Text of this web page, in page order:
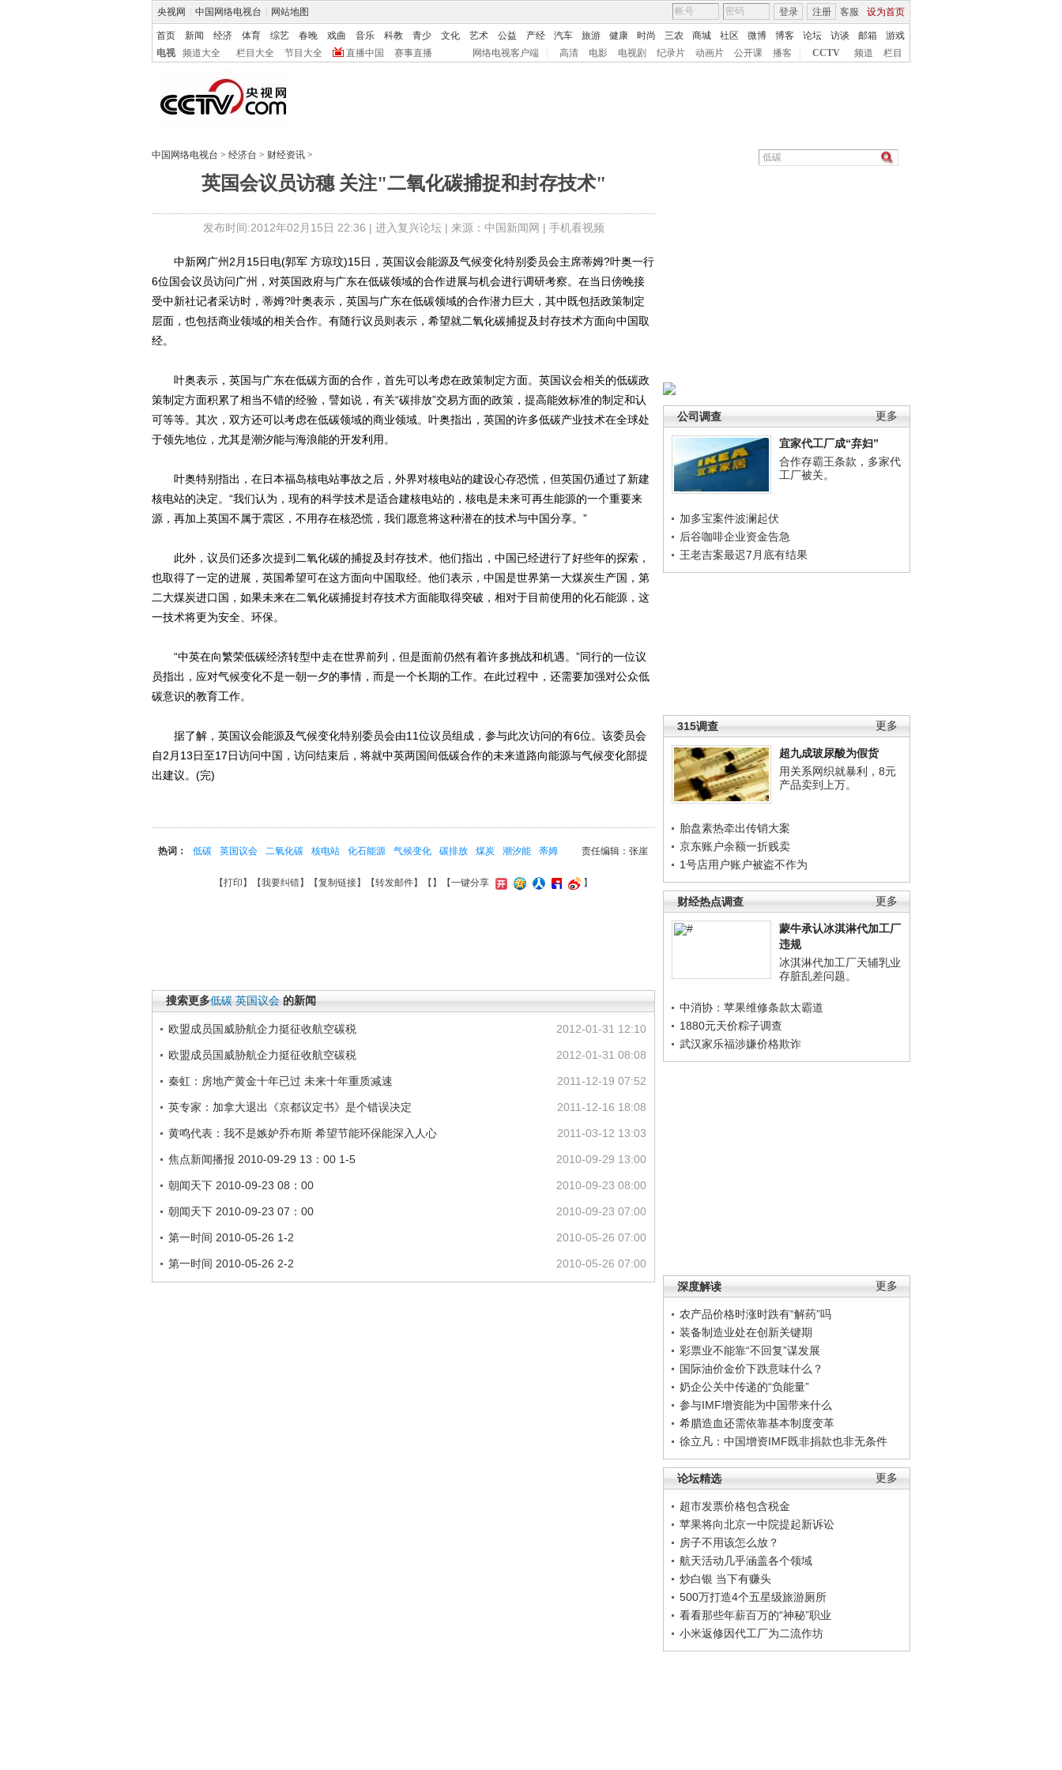
央视网 中国网络电视台 网站地图 客服 设为首页
登录 注册
首页 新闻 经济 体育 综艺 春晚 戏曲 音乐 科教 青少 文化 艺术 公益 产经 汽车 旅游 健康 时尚 三农 商城 社区 微博 博客 论坛 访谈 邮箱
游戏
电视
频道大全 栏目大全 节目大全 直播中国 赛事直播 网络电视客户端 高清 电影 电视剧 纪录片 动画片 公开课 播客 CCTV 频道 栏目
中国网络电视台 > 经济台 > 财经资讯 >
英国会议员访穗 关注"二氧化碳捕捉和封存技术"
发布时间:2012年02月15日 22:36 | 进入复兴论坛| 来源：中国新闻网 | 手机看视频
更多
公司调查
宜家代工厂成“弃妇”
合作存霸王条款，多家代
工厂被关。
加多宝案件波澜起伏
后谷咖啡企业资金告急
王老吉案最迟7月底有结果
更多
315调查
超九成玻尿酸为假货
用关系网织就暴利，8元
产品卖到上万。
胎盘素热牵出传销大案
京东账户余额一折贱卖
1号店用户账户被盗不作为
更多
财经热点调查
蒙牛承认冰淇淋代加工厂
违规
冰淇淋代加工厂天辅乳业
存脏乱差问题。
中消协：苹果维修条款太霸道
1880元天价粽子调查
武汉家乐福涉嫌价格欺诈
更多
深度解读
农产品价格时涨时跌有“解药”吗
装备制造业处在创新关键期
彩票业不能靠“不回复”谋发展
国际油价金价下跌意味什么？
奶企公关中传递的“负能量”
参与IMF增资能为中国带来什么
希腊造血还需依靠基本制度变革
徐立凡：中国增资IMF既非捐款也非无条件
更多
论坛精选
超市发票价格包含税金
苹果将向北京一中院提起新诉讼
房子不用该怎么放？
航天活动几乎涵盖各个领域
炒白银 当下有赚头
500万打造4个五星级旅游厕所
看看那些年薪百万的“神秘”职业
小米返修因代工厂为二流作坊
中新网广州2月15日电(郭军 方琼玟)15日，英国议会能源及气候变化特别委员会主席蒂姆?叶奥一行
6位国会议员访问广州，对英国政府与广东在低碳领域的合作进展与机会进行调研考察。在当日傍晚接
受中新社记者采访时，蒂姆?叶奥表示，英国与广东在低碳领域的合作潜力巨大，其中既包括政策制定
层面，也包括商业领域的相关合作。有随行议员则表示，希望就二氧化碳捕捉及封存技术方面向中国取
经。
叶奥表示，英国与广东在低碳方面的合作，首先可以考虑在政策制定方面。英国议会相关的低碳政
策制定方面积累了相当不错的经验，譬如说，有关“碳排放”交易方面的政策，提高能效标准的制定和认
可等等。其次，双方还可以考虑在低碳领域的商业领域。叶奥指出，英国的许多低碳产业技术在全球处
于领先地位，尤其是潮汐能与海浪能的开发利用。
叶奥特别指出，在日本福岛核电站事故之后，外界对核电站的建设心存恐慌，但英国仍通过了新建
核电站的决定。“我们认为，现有的科学技术是适合建核电站的，核电是未来可再生能源的一个重要来
源，再加上英国不属于震区，不用存在核恐慌，我们愿意将这种潜在的技术与中国分享。”
此外，议员们还多次提到二氧化碳的捕捉及封存技术。他们指出，中国已经进行了好些年的探索，
也取得了一定的进展，英国希望可在这方面向中国取经。他们表示，中国是世界第一大煤炭生产国，第
二大煤炭进口国，如果未来在二氧化碳捕捉封存技术方面能取得突破，相对于目前使用的化石能源，这
一技术将更为安全、环保。
“中英在向繁荣低碳经济转型中走在世界前列，但是面前仍然有着许多挑战和机遇。”同行的一位议
员指出，应对气候变化不是一朝一夕的事情，而是一个长期的工作。在此过程中，还需要加强对公众低
碳意识的教育工作。
据了解，英国议会能源及气候变化特别委员会由11位议员组成，参与此次访问的有6位。该委员会
自2月13日至17日访问中国，访问结束后，将就中英两国间低碳合作的未来道路向能源与气候变化部提
出建议。(完)
责任编辑：张崖
热词： 低碳 英国议会 二氧化碳 核电站 化石能源 气候变化 碳排放 煤炭 潮汐能 蒂姆
【打印 】【我要纠错】【复制链接】【转发邮件】【 】 【一键分享 】
搜索更多低碳 英国议会 的新闻
2012-01-31 12:10
欧盟成员国威胁航企力挺征收航空碳税
2012-01-31 08:08
欧盟成员国威胁航企力挺征收航空碳税
2011-12-19 07:52
秦虹：房地产黄金十年已过 未来十年重质减速
2011-12-16 18:08
英专家：加拿大退出《京都议定书》是个错误决定
2011-03-12 13:03
黄鸣代表：我不是嫉妒乔布斯 希望节能环保能深入人心
2010-09-29 13:00
焦点新闻播报 2010-09-29 13：00 1-5
2010-09-23 08:00
朝闻天下 2010-09-23 08：00
2010-09-23 07:00
朝闻天下 2010-09-23 07：00
2010-05-26 07:00
第一时间 2010-05-26 1-2
2010-05-26 07:00
第一时间 2010-05-26 2-2